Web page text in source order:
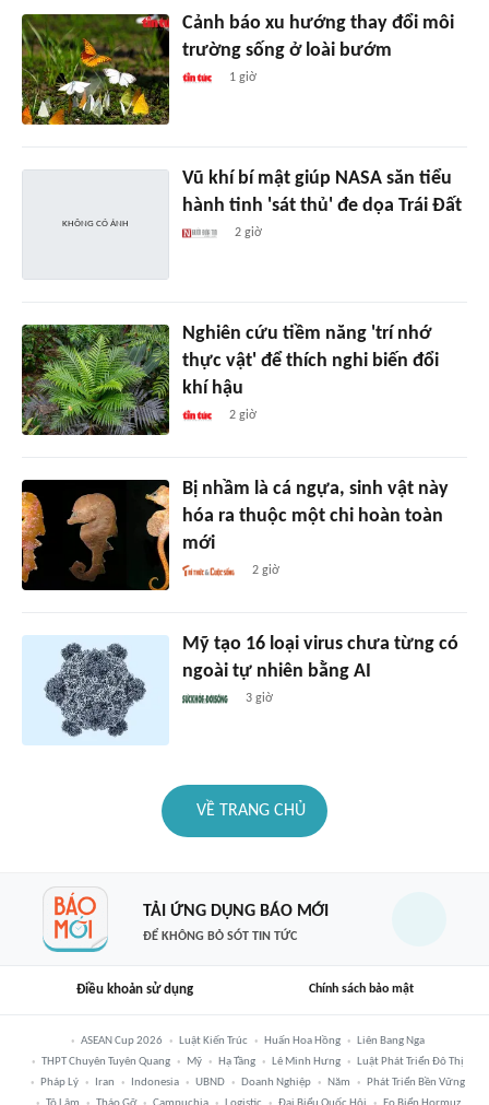
Cảnh báo xu hướng thay đổi môi
trường sống ở loài bướm
1 giờ
Vũ khí bí mật giúp NASA săn tiểu
hành tinh 'sát thủ' đe dọa Trái Đất
2 giờ
Nghiên cứu tiềm năng 'trí nhớ
thực vật' để thích nghi biến đổi
khí hậu
2 giờ
Bị nhầm là cá ngựa, sinh vật này
hóa ra thuộc một chi hoàn toàn
mới
2 giờ
Mỹ tạo 16 loại virus chưa từng có
ngoài tự nhiên bằng AI
3 giờ
VỀ TRANG CHỦ
TẢI ỨNG DỤNG BÁO MỚI
ĐỂ KHÔNG BỎ SÓT TIN TỨC
Điều khoản sử dụng Chính sách bảo mật
ASEAN Cup 2026 Luật Kiến Trúc Huấn Hoa Hồng
Liên Bang Nga
THPT Chuyên Tuyên Quang
Mỹ Hạ Tầng Lê Minh Hưng
Luật Phát Triển Đô Thị
Pháp Lý
Iran Indonesia UBND Doanh Nghiệp Năm
Phát Triển Bền Vững
Tô Lâm
Tháo Gỡ Campuchia Logistic Đại Biểu Quốc Hội Eo Biển Hormuz